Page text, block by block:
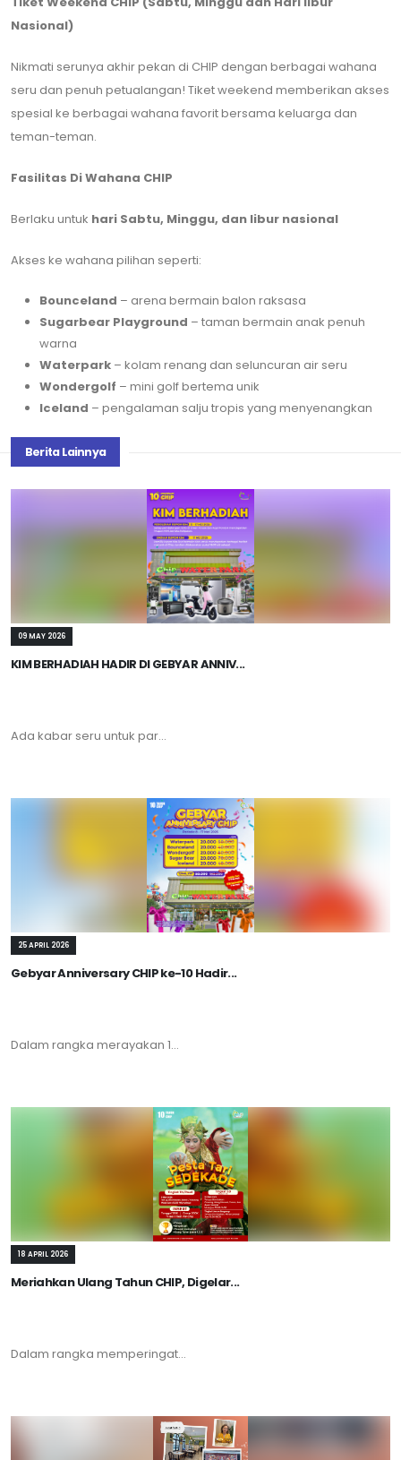
Nasional)
Nikmati serunya akhir pekan di CHIP dengan berbagai wahana
seru dan penuh petualangan! Tiket weekend memberikan akses
spesial ke berbagai wahana favorit bersama keluarga dan
teman-teman.
Fasilitas Di Wahana CHIP
Berlaku untuk hari Sabtu, Minggu, dan libur nasional
Akses ke wahana pilihan seperti:
Bounceland – arena bermain balon raksasa
Sugarbear Playground – taman bermain anak penuh
warna
Waterpark – kolam renang dan seluncuran air seru
Wondergolf – mini golf bertema unik
Iceland – pengalaman salju tropis yang menyenangkan
Berita Lainnya
09 MAY 2026
KIM BERHADIAH HADIR DI GEBYAR ANNIV...
Ada kabar seru untuk par...
25 APRIL 2026
Gebyar Anniversary CHIP ke-10 Hadir...
Dalam rangka merayakan 1...
18 APRIL 2026
Meriahkan Ulang Tahun CHIP, Digelar...
Dalam rangka memperingat...